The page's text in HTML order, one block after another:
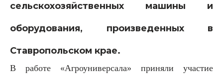
сельскохозяйственных машины и
оборудования, произведенных в
Ставропольском крае.
В работе «Агроуниверсала» приняли участие